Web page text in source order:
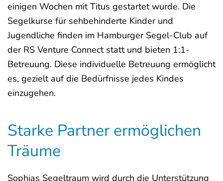
einigen Wochen mit Titus gestartet wurde. Die
Segelkurse für sehbehinderte Kinder und
Jugendliche finden im Hamburger Segel-Club auf
der RS Venture Connect statt und bieten 1:1-
Betreuung. Diese individuelle Betreuung ermöglicht
es, gezielt auf die Bedürfnisse jedes Kindes
einzugehen.
Starke Partner ermöglichen
Träume
Sophias Segeltraum wird durch die Unterstützung